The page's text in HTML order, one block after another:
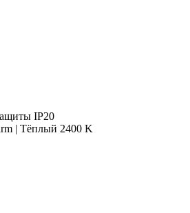
IP20
| Тёплый 2400 K